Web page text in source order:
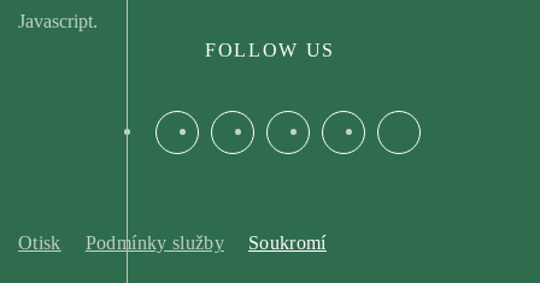
Javascript.
FOLLOW US
Otisk Podmínky služby Soukromí